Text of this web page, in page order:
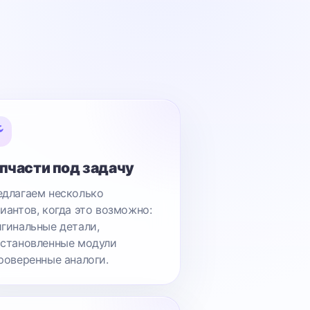
под задачу
несколько
когда это возможно:
детали,
модули
аналоги.